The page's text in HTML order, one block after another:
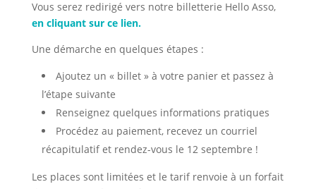
Vous serez redirigé vers notre billetterie Hello Asso,
en cliquant sur ce lien.
Une démarche en quelques étapes :
Ajoutez un « billet » à votre panier et passez à
l’étape suivante
Renseignez quelques informations pratiques
Procédez au paiement, recevez un courriel
récapitulatif et rendez-vous le 12 septembre !
Les places sont limitées et le tarif renvoie à un forfait